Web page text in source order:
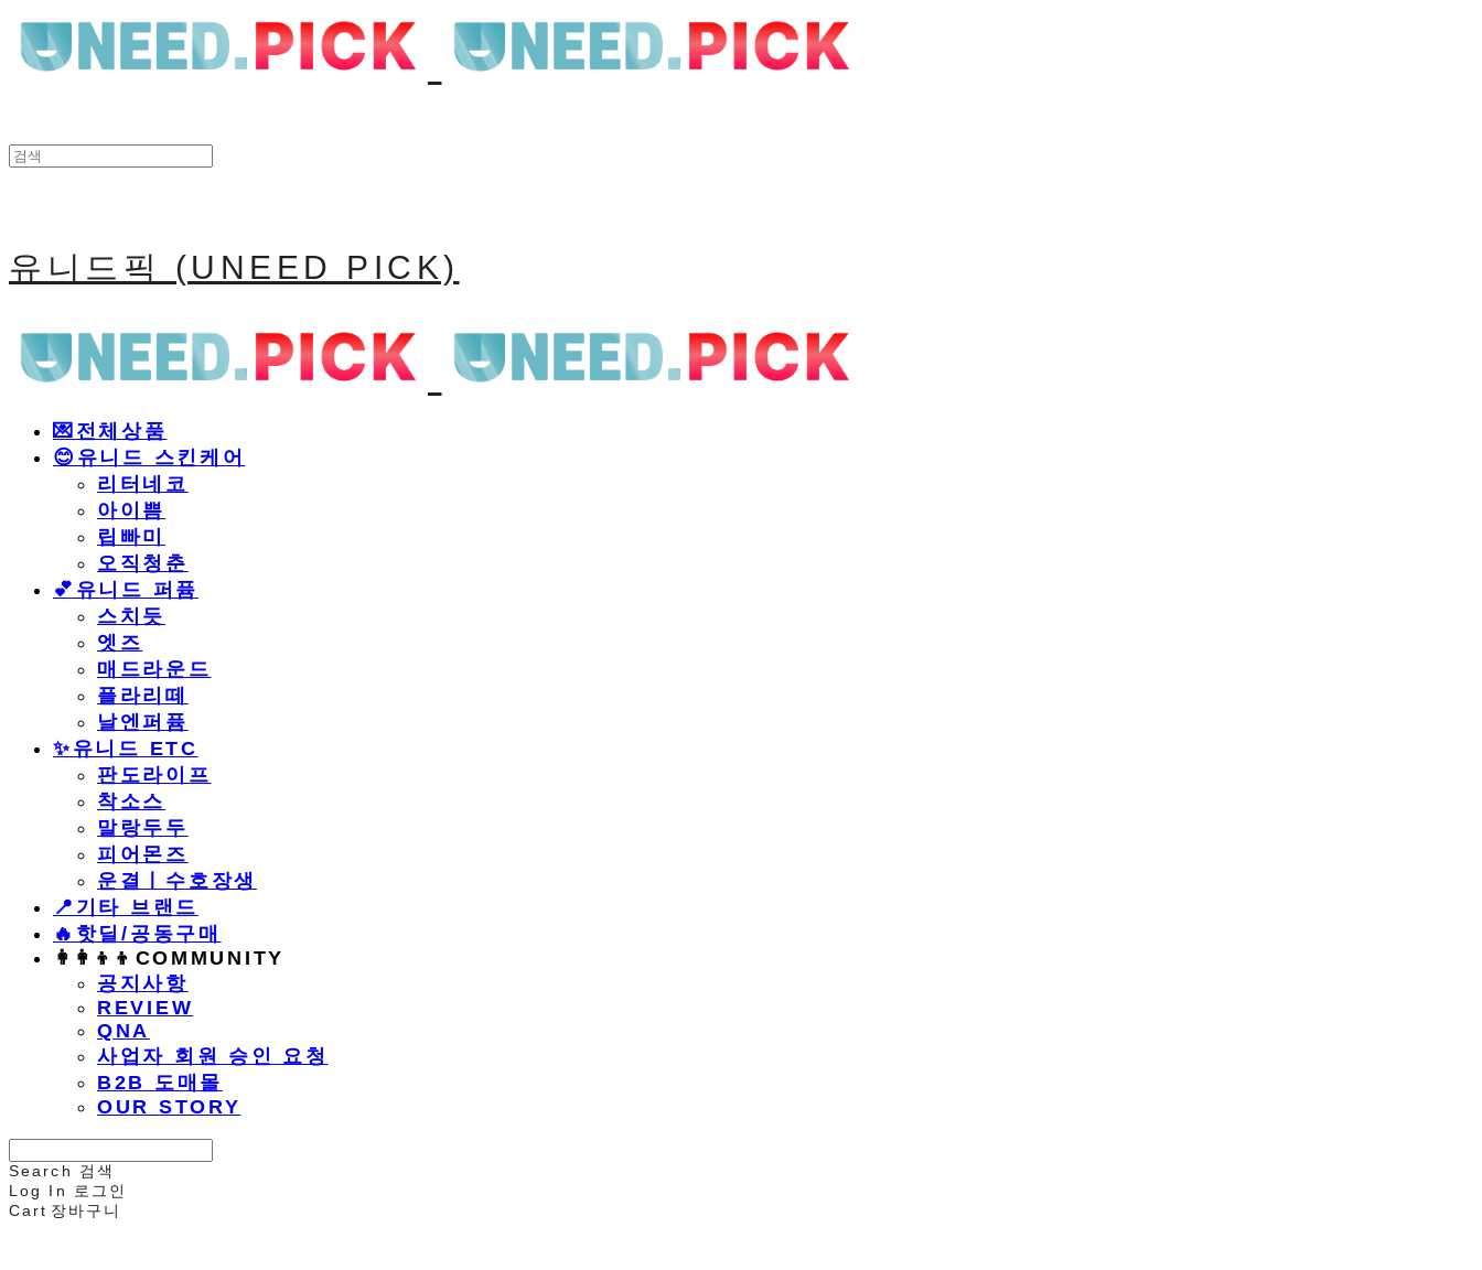
유니드픽 (UNEED PICK)
💌전체상품
😊유니드 스킨케어
리터네코
아이쁨
립빠미
오직청춘
💕유니드 퍼퓸
스치듯
엣즈
매드라운드
플라리떼
날엔퍼퓸
​✨유니드 ETC
판도라이프
착소스
말랑두두
피어몬즈
운결ㅣ수호장생
📍기타 브랜드
🔥핫딜/공동구매
👩‍👩‍👦‍👦COMMUNITY
공지사항
REVIEW
QNA
사업자 회원 승인 요청
B2B 도매몰
OUR STORY
Search
검색
Log In
로그인
Cart 장바구니